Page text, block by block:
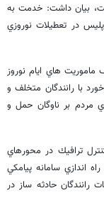
بيان داشت: خدمت به
در تعطيلات نوروزي
هاي ايام نوروز
با رانندگان متخلف و
مردم بر ناوگان حمل و
ترافيك در محورهاي
اندازي سامانه پيامكي
رانندگان حادثه ساز در